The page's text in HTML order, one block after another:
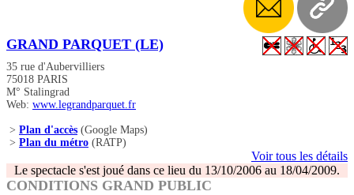
GRAND PARQUET (LE)
35 rue d'Aubervilliers
75018 PARIS
M° Stalingrad
Web: www.legrandparquet.fr
> Plan d'accès (Google Maps)
> Plan du métro (RATP)
Voir tous les détails
Le spectacle s'est joué dans ce lieu du 13/10/2006 au 18/04/2009.
CONDITIONS GRAND PUBLIC